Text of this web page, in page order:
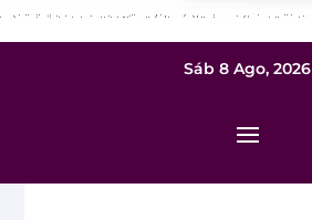
Sáb 8 Ago, 2026